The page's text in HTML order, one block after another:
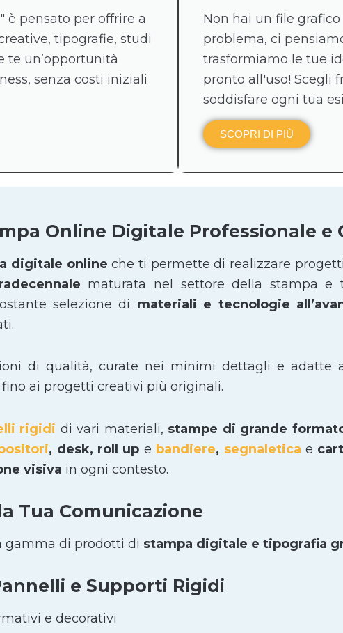
è pensato per offrire a
tipografie, studi
te un’opportunità
senza costi iniziali
Non hai un file
problema, ci
trasformiamo le tue
pronto all'uso! Scegli
soddisfare ogni tua
SCOPRI DI PIÙ
Online Digitale Professionale e
digitale online che ti permette di realizzare
maturata nel settore della stampa e
selezione di materiali e tecnologie
di qualità, curate nei minimi dettagli e adatte
ai progetti creativi più originali.
rigidi di vari materiali, stampe di grande
, desk, roll up e bandiere, segnaletica e
visiva in ogni contesto.
Tua Comunicazione
gamma di prodotti di stampa digitale e tipografia
e Supporti Rigidi
e decorativi